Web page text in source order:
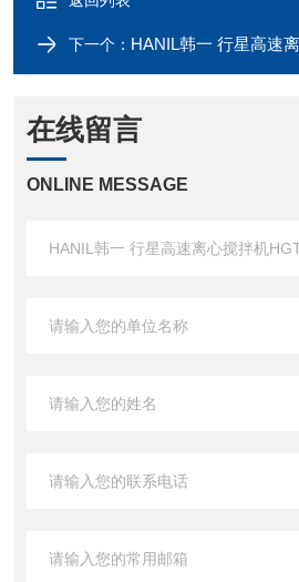
下一个： HANIL韩一 行星高速离
在线留言
ONLINE MESSAGE